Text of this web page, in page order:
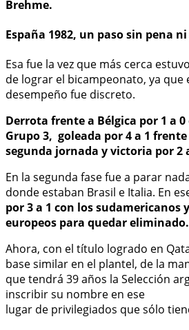
Brehme.
España 1982, un paso sin pena
Esa fue la vez que más cerca
de lograr el bicampeonato, ya que
desempeño fue discreto.
Derrota frente a Bélgica por 1 a
Grupo 3, goleada por 4 a 1
segunda jornada y victoria por 2
En la segunda fase fue a parar
donde estaban Brasil e Italia. En
por 3 a 1 con los sudamericanos
europeos para quedar eliminado.
Ahora, con el título logrado en
base similar en el plantel, de la
que tendrá 39 años la Selección
inscribir su nombre en ese
lugar de privilegiados que sólo